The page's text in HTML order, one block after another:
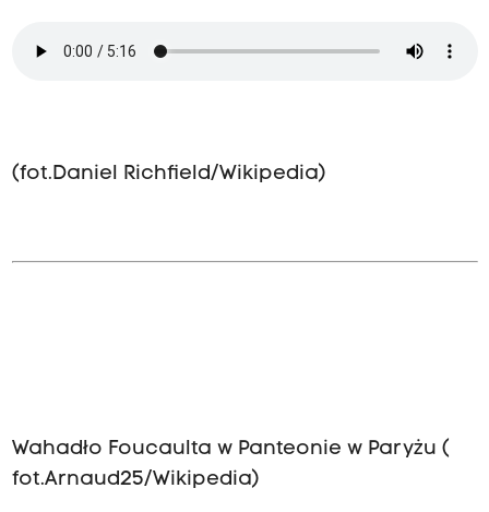
(fot.Daniel Richfield/Wikipedia)
Wahadło Foucaulta w Panteonie w Paryżu (
fot.Arnaud25/Wikipedia)